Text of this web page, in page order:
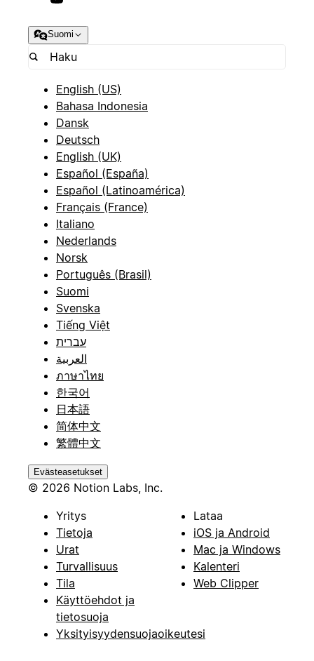
Suomi
English (US)
Bahasa Indonesia
Dansk
Deutsch
English (UK)
Español (España)
Español (Latinoamérica)
Français (France)
Italiano
Nederlands
Norsk
Português (Brasil)
Suomi
Svenska
Tiếng Việt
עברית
العربية
ภาษาไทย
한국어
日本語
简体中文
繁體中文
Evästeasetukset
© 2026 Notion Labs, Inc.
Yritys
Tietoja
Urat
Turvallisuus
Tila
Käyttöehdot ja
tietosuoja
Yksityisyydensuojaoikeutesi
Lataa
iOS ja Android
Mac ja Windows
Kalenteri
Web Clipper